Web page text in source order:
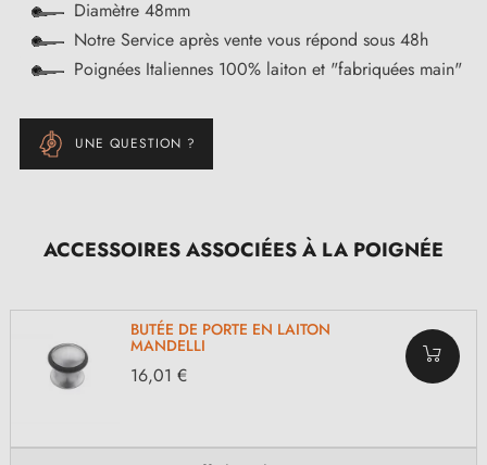
Diamètre 48mm
Notre Service après vente vous répond sous 48h
Poignées Italiennes 100% laiton et "fabriquées main"
UNE QUESTION ?
ACCESSOIRES ASSOCIÉES À LA POIGNÉE
BUTÉE DE PORTE EN LAITON
MANDELLI
16,01 €